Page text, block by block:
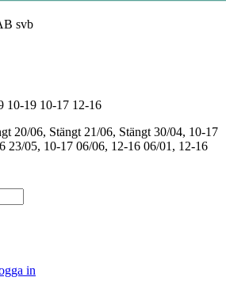
svb
10-19 10-17 12-16
20/06, Stängt 21/06, Stängt 30/04, 10-17
23/05, 10-17 06/06, 12-16 06/01, 12-16
in